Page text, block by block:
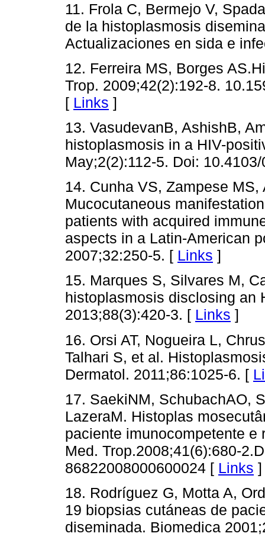
11. Frola C, Bermejo V,
de la histoplasmosis
Actualizaciones en sida e
12. Ferreira MS, Borges
Trop. 2009;42(2):192-8.
[ Links ]
13. VasudevanB, AshishB,
histoplasmosis in a HIV-
May;2(2):112-5. Doi:
14. Cunha VS, Zampese
Mucocutaneous
patients with acquired
aspects in a Latin-American
2007;32:250-5. [ Links ]
15. Marques S, Silvares M,
histoplasmosis disclosing an
2013;88(3):420-3. [ Links ]
16. Orsi AT, Nogueira L,
Talhari S, et al.
Dermatol. 2011;86:1025-6. [
17. SaekiNM, SchubachAO,
LazeraM. Histoplas
paciente imunocompetente e
Med. Trop.2008;41(6):680-
86822008000600024 [ Links ]
18. Rodríguez G, Motta A,
19 biopsias cutáneas de
diseminada. Biomedica